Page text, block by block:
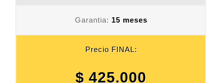
Garantia: 15 meses
Precio FINAL:
$ 425.000